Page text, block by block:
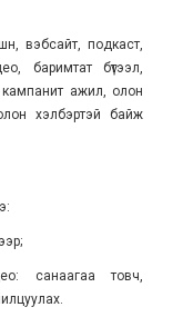
вэбсайт, подкаст,
баримтат бүтээл,
кампанит ажил, олон
хэлбэртэй байж
санаагаа товч,